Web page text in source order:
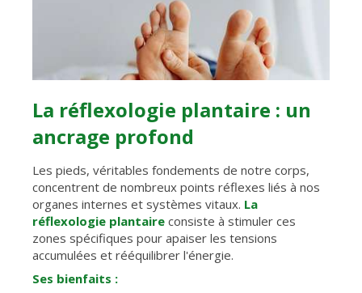
La réflexologie plantaire : un
ancrage profond
Les pieds, véritables fondements de notre corps,
concentrent de nombreux points réflexes liés à nos
organes internes et systèmes vitaux. La
réflexologie plantaire consiste à stimuler ces
zones spécifiques pour apaiser les tensions
accumulées et rééquilibrer l'énergie.
Ses bienfaits :